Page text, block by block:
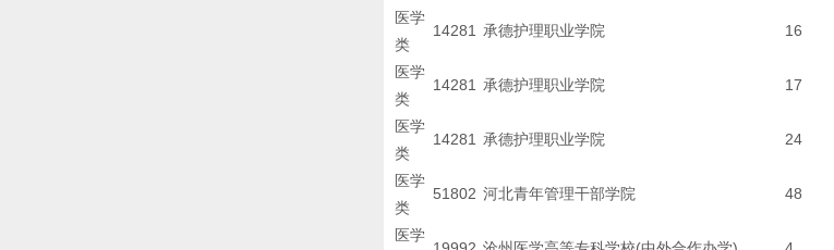
医学
类
14281 承德护理职业学院 16
医学
类
14281 承德护理职业学院 17
医学
类
14281 承德护理职业学院 24
医学
类
51802 河北青年管理干部学院 48
医学